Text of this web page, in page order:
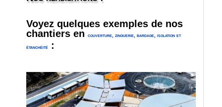
Voyez quelques exemples de nos
chantiers en
couverture, zinguerie, bardage, isolation et
étanchéité: